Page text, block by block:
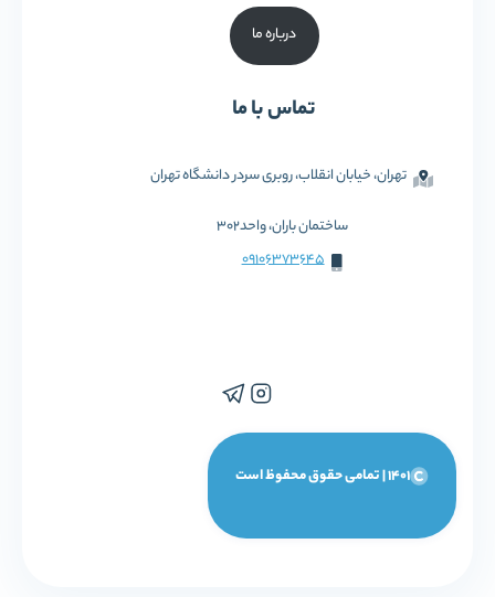
درباره ما
تماس با ما
تهران، خیابان انقلاب، روبری سردر دانشگاه تهران
ساختمان باران، واحد302
09106373645
1401 | تمامی حقوق محفوظ است